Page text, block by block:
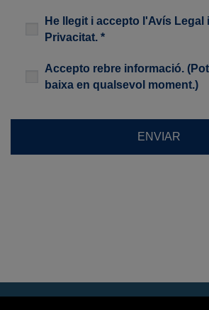
*
He llegit i accepto l'Avís Legal
Privacitat. *
NewsletterAccepto rebre informació.
baixa en qualsevol moment.)